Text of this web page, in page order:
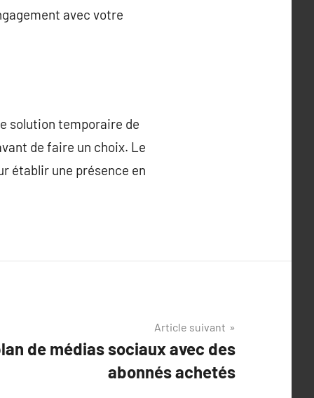
avec votre
solution temporaire de
de faire un choix. Le
établir une présence en
Article suivant
de médias sociaux avec des
abonnés achetés